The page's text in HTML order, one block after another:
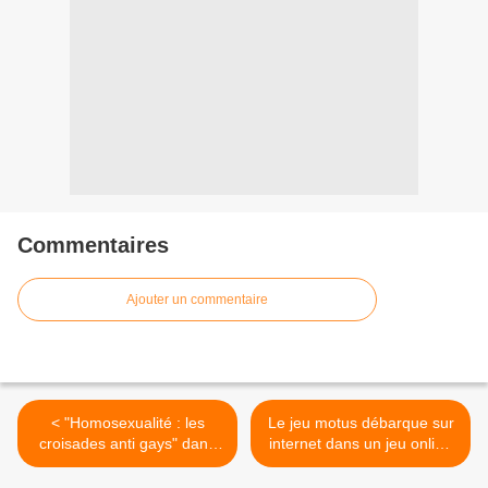
Commentaires
Ajouter un commentaire
< "Homosexualité : les
croisades anti gays" dans
Complément d'enquête sur
Le jeu motus débarque sur
internet dans un jeu online
dès le 18 décembre >